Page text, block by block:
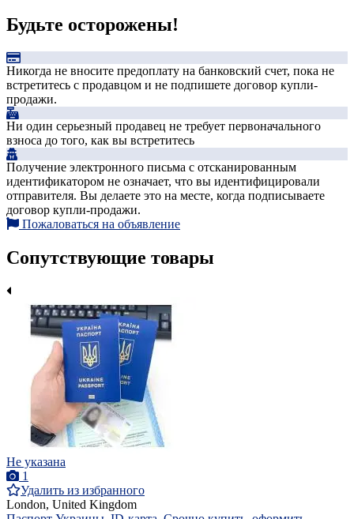
Будьте осторожены!
Никогда не вносите предоплату на банковский счет, пока не
встретитесь с продавцом и не подпишете договор купли-
продажи.
Ни один серьезный продавец не требует первоначального
взноса до того, как вы встретитесь
Получение электронного письма с отсканированным
идентификатором не означает, что вы идентифицировали
отправителя. Вы делаете это на месте, когда подписываете
договор купли-продажи.
Пожаловаться на объявление
Сопутствующие товары
Не указана
1
Удалить из избранного
London, United Kingdom